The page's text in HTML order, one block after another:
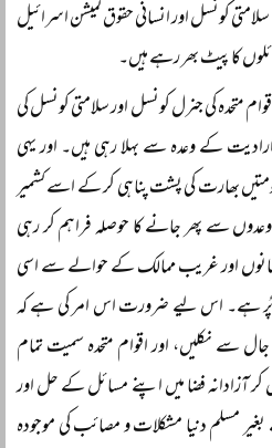
کونسل اور انسانی حقوق کمیشن اسرائیل
کا پیٹ بھر رہے ہیں۔
متحدہ کی جنرل کونسل اور سلامتی کونسل کی
کے وعدہ سے بہلا رہی ہیں۔ اور یہی
بھارت کی پشت پناہی کر کے اسے کشمیر
وعدوں سے پھر جانے کا حوصلہ فراہم کر رہی
اور غریب ممالک کے حوالے سے اسی
ہے۔ اس لیے ضرورت اس امر کی ہے کہ
سے نکلیں، اور اقوام متحدہ سمیت تمام
آزادانہ فضا میں اپنے مسائل کے حل اور
مسلم دنیا مشکلات و مصائب کی موجودہ